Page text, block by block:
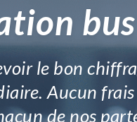
le bon
Aucun
de nos